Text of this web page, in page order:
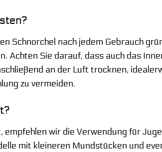
Schnorchel nach jedem Gebrauch
Achten Sie darauf, dass auch das
an der Luft trocknen,
zu vermeiden.
wir die Verwendung für
mit kleineren Mundstücken und